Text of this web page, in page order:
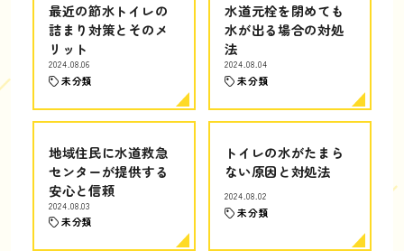
最近の節水トイレの
詰まり対策とそのメ
リット
2024.08.06
未分類
水道元栓を閉めても
水が出る場合の対処
法
2024.08.04
未分類
地域住民に水道救急
センターが提供する
安心と信頼
2024.08.03
未分類
トイレの水がたまら
ない原因と対処法
2024.08.02
未分類